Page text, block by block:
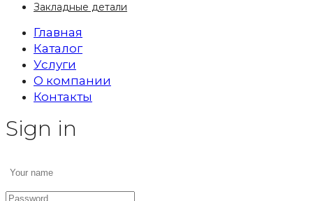
Закладные детали
Главная
Каталог
Услуги
О компании
Контакты
Sign in